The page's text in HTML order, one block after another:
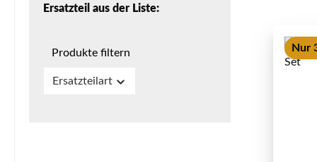
Ersatzteil aus der Liste:
Produkte filtern
Ersatzteilart
Nur